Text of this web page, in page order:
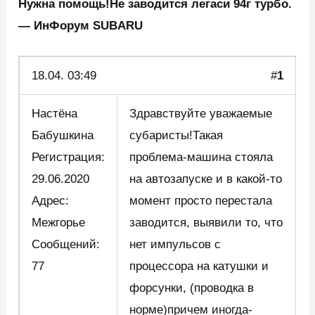
Нужна помощь!Не заводится легаси 94г турбо.
— ИнФорум SUBARU
18.04. 03:49 #1
Настёна
Бабушкина
Регистрация:
29.06.2020
Адрес:
Межгорье
Сообщений:
77
Здравствуйте уважаемые
субаристы!Такая
проблема-машина стояла
на автозапуске и в какой-то
момент просто перестала
заводится, выявили то, что
нет импульсов с
процессора на катушки и
форсунки, (проводка в
норме)причем иногда-